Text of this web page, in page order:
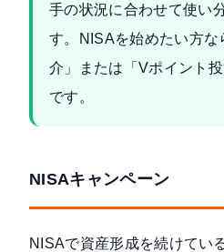
手の状況に合わせて使い
す。NISAを始めたい方
介」または「Vポイント
です。
NISAキャンペーン
NISAで資産形成を続けてい